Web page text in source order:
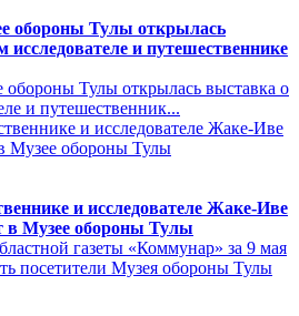
обороны Тулы открылась
исследователе и путешественнике
Тулы открылась выставка о
и путешественник...
и исследователе Жаке-Иве
в Музее обороны Тулы